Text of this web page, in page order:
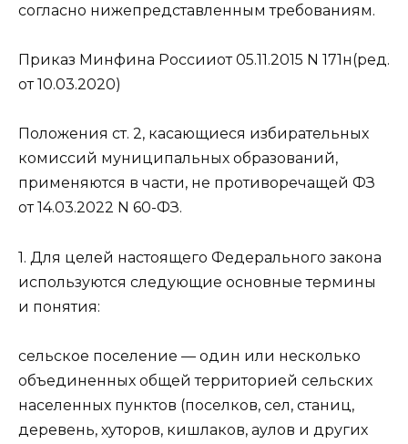
согласно нижепредставленным требованиям.
Приказ Минфина Россииот 05.11.2015 N 171н(ред.
от 10.03.2020)
Положения ст. 2, касающиеся избирательных
комиссий муниципальных образований,
применяются в части, не противоречащей ФЗ
от 14.03.2022 N 60-ФЗ.
1. Для целей настоящего Федерального закона
используются следующие основные термины
и понятия:
сельское поселение — один или несколько
объединенных общей территорией сельских
населенных пунктов (поселков, сел, станиц,
деревень, хуторов, кишлаков, аулов и других